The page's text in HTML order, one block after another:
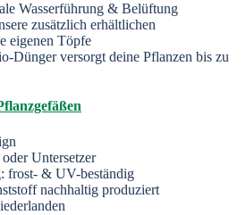
Wasserführung & Belüftung
zusätzlich erhältlichen
eigenen Töpfe
Dünger versorgt deine Pflanzen bis zu
Untersetzer
frost- & UV-beständig
nachhaltig produziert